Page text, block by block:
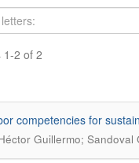
1-2 of 2
competencies for
Guillermo; Sandoval